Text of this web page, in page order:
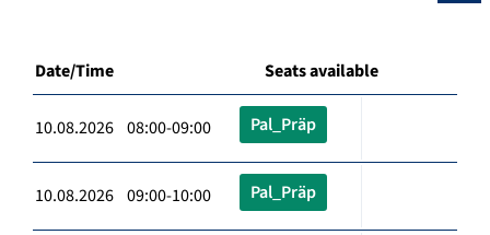
Date/Time Seats available
10.08.2026 08:00-09:00 Pal_Präp
10.08.2026 09:00-10:00 Pal_Präp